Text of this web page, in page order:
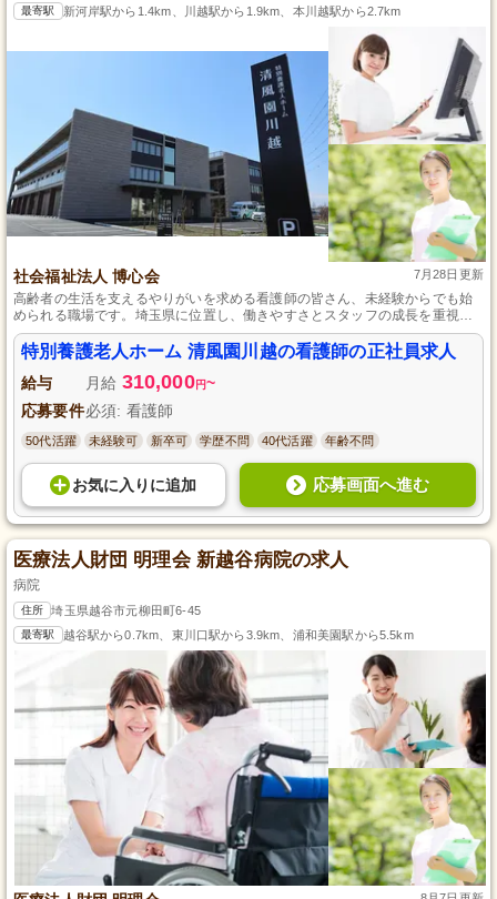
最寄駅 新河岸駅から1.4km、川越駅から1.9km、本川越駅から2.7km
社会福祉法人 博心会 7月28日更新
高齢者の生活を支えるやりがいを求める看護師の皆さん、未経験からでも始
められる職場です。埼玉県に位置し、働きやすさとスタッフの成長を重視し
た環境で、看護師としての経験を積むチャンスがあります。完全週休2日制で
プライベートも充実させながら、専門スキルや人間力を高めていくことがで
きるのです。
特別養護老人ホーム 清風園川越の看護師の正社員求人
給与 月給 310,000円~
応募要件必須: 看護師
50代活躍 未経験可 新卒可 学歴不問 40代活躍 年齢不問
お気に入り に追加 応募画面へ進む
医療法人財団 明理会 新越谷病院の求人
病院
住所 埼玉県越谷市元柳田町6-45
最寄駅 越谷駅から0.7km、東川口駅から3.9km、浦和美園駅から5.5km